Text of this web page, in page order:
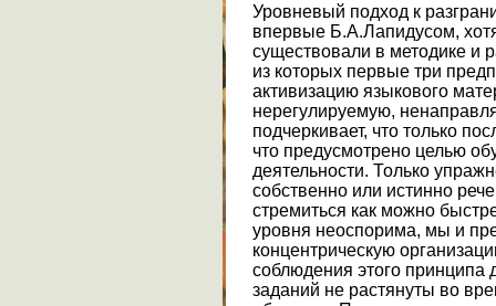
Уровневый подход к
впервые Б.А.Лапидусом,
существовали в методике и
из которых первые три
активизацию языкового
нерегулируемую,
подчеркивает, что только
что предусмотрено целью
деятельности. Только
собственно или истинно
стремиться как можно
уровня неоспорима, мы и
концентрическую
соблюдения этого принципа
заданий не растянуты во